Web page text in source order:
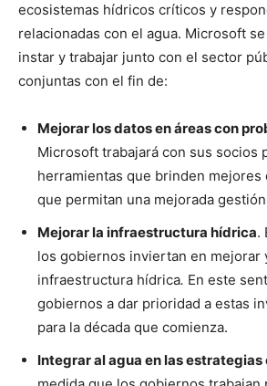
ecosistemas hídricos críticos y
relacionadas con el agua. Microsoft
instar y trabajar junto con el sector
conjuntas con el fin de:
Mejorar los datos en áreas con
Microsoft trabajará con sus socios
herramientas que brinden
que permitan una mejorada
Mejorar la infraestructura hídrica.
los gobiernos inviertan en mejorar
infraestructura hídrica. En este
gobiernos a dar prioridad a estas
para la década que comienza.
Integrar al agua en las